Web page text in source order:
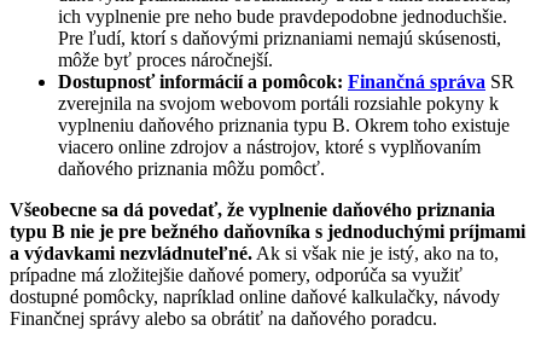
ich vyplnenie pre neho bude pravdepodobne jednoduchšie.
Pre ľudí, ktorí s daňovými priznaniami nemajú skúsenosti,
môže byť proces náročnejší.
Dostupnosť informácií a pomôcok: Finančná správa SR
zverejnila na svojom webovom portáli rozsiahle pokyny k
vyplneniu daňového priznania typu B. Okrem toho existuje
viacero online zdrojov a nástrojov, ktoré s vyplňovaním
daňového priznania môžu pomôcť.
Všeobecne sa dá povedať, že vyplnenie daňového priznania
typu B nie je pre bežného daňovníka s jednoduchými príjmami
a výdavkami nezvládnuteľné. Ak si však nie je istý, ako na to,
prípadne má zložitejšie daňové pomery, odporúča sa využiť
dostupné pomôcky, napríklad online daňové kalkulačky, návody
Finančnej správy alebo sa obrátiť na daňového poradcu.